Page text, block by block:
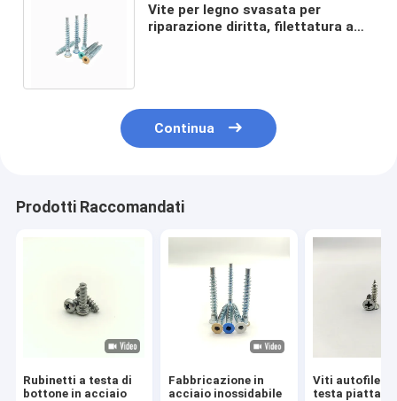
Vite per legno svasata per
riparazione diritta, filettatura a
Continua
Prodotti Raccomandati
Rubinetti a testa di
bottone in acciaio
Fabbricazione in
acciaio inossidabile
Viti
testa piatta